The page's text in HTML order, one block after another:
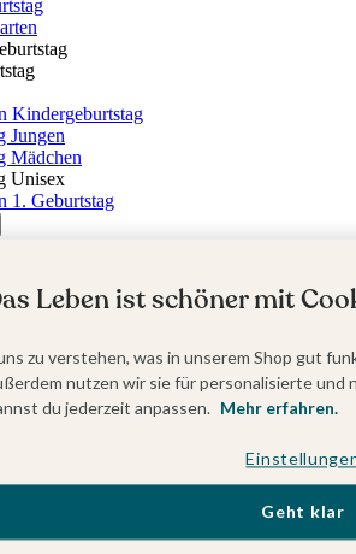
Kindergeburtstag
Jungen
Mädchen
Unisex
1. Geburtstag
Leben ist schöner mit
zu verstehen, was in unserem Shop gut
nutzen wir sie für personalisierte
du jederzeit anpassen. Mehr erfahren.
Geht klar